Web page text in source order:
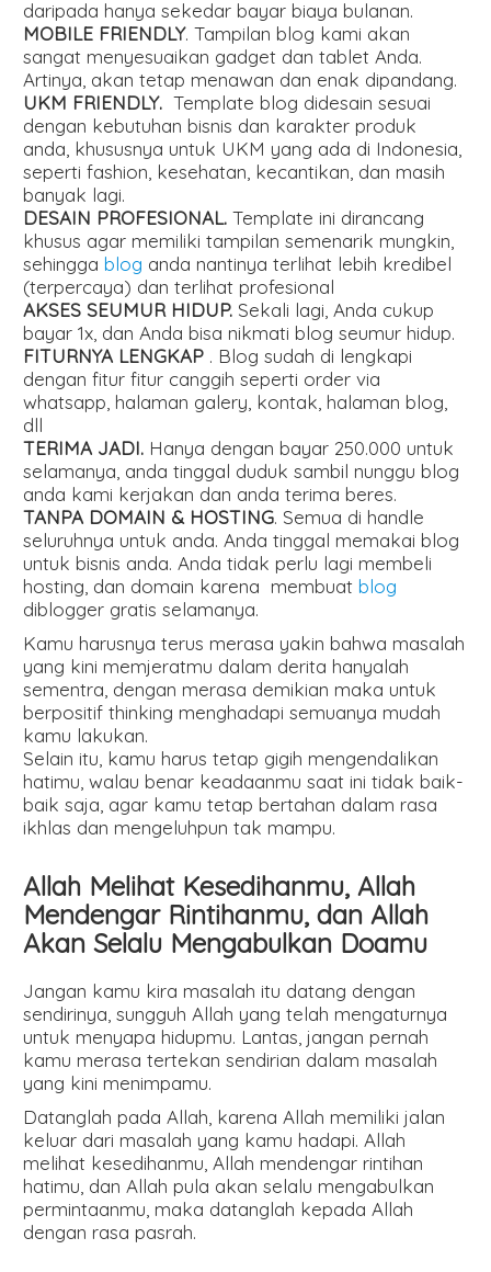
daripada hanya sekedar bayar biaya bulanan.
MOBILE FRIENDLY. Tampilan blog kami akan
sangat menyesuaikan gadget dan tablet Anda.
Artinya, akan tetap menawan dan enak dipandang.
UKM FRIENDLY. Template blog didesain sesuai
dengan kebutuhan bisnis dan karakter produk
anda, khususnya untuk UKM yang ada di Indonesia,
seperti fashion, kesehatan, kecantikan, dan masih
banyak lagi.
DESAIN PROFESIONAL. Template ini dirancang
khusus agar memiliki tampilan semenarik mungkin,
sehinggablog anda nantinya terlihat lebih kredibel
(terpercaya) dan terlihat profesional
AKSES SEUMUR HIDUP. Sekali lagi, Anda cukup
bayar 1x, dan Anda bisa nikmati blog seumur hidup.
FITURNYA LENGKAP . Blog sudah di lengkapi
dengan fitur fitur canggih seperti order via
whatsapp, halaman galery, kontak, halaman blog,
dll
TERIMA JADI. Hanya dengan bayar 250.000 untuk
selamanya, anda tinggal duduk sambil nunggu blog
anda kami kerjakan dan anda terima beres.
TANPA DOMAIN & HOSTING. Semua di handle
seluruhnya untuk anda. Anda tinggal memakai blog
untuk bisnis anda. Anda tidak perlu lagi membeli
hosting, dan domain karena membuatblog
diblogger gratis selamanya.
Kamu harusnya terus merasa yakin bahwa masalah
yang kini memjeratmu dalam derita hanyalah
sementra, dengan merasa demikian maka untuk
berpositif thinking menghadapi semuanya mudah
kamu lakukan.
Selain itu, kamu harus tetap gigih mengendalikan
hatimu, walau benar keadaanmu saat ini tidak baik-
baik saja, agar kamu tetap bertahan dalam rasa
ikhlas dan mengeluhpun tak mampu.
Allah Melihat Kesedihanmu, Allah
Mendengar Rintihanmu, dan Allah
Akan Selalu Mengabulkan Doamu
Jangan kamu kira masalah itu datang dengan
sendirinya, sungguh Allah yang telah mengaturnya
untuk menyapa hidupmu. Lantas, jangan pernah
kamu merasa tertekan sendirian dalam masalah
yang kini menimpamu.
Datanglah pada Allah, karena Allah memiliki jalan
keluar dari masalah yang kamu hadapi. Allah
melihat kesedihanmu, Allah mendengar rintihan
hatimu, dan Allah pula akan selalu mengabulkan
permintaanmu, maka datanglah kepada Allah
dengan rasa pasrah.